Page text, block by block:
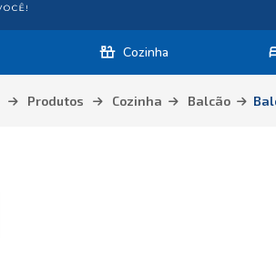
countertops Cozinha
Produtos Cozinha Balcão